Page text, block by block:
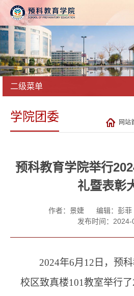
二级菜单
学院团委 网站
预科教育学院举行
礼暨表彰
作者：景婕 编辑：彭菲
发布时间：2024-
2024年6月 12 日，预
校区致真楼101教室举行了